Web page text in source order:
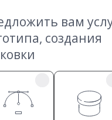
вам
создания